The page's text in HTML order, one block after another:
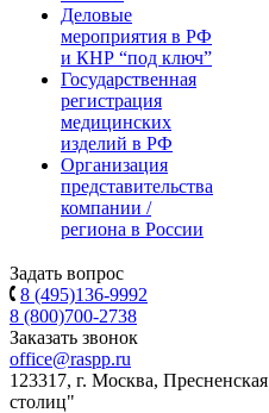
Деловые
мероприятия в РФ
и КНР “под ключ”
Государственная
регистрация
медицинских
изделий в РФ
Организация
представительства
компании /
региона в России
Задать вопрос
8 (495)136-9992
8 (800)700-2738
Заказать звонок
office@raspp.ru
123317, г. Москва,
столиц"